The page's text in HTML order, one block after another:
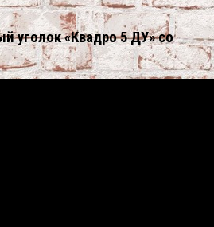
уголок «Квадро 5 ДУ» со